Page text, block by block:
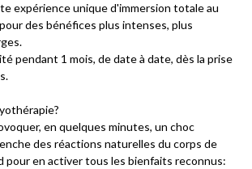
expérience unique d'immersion totale au
des bénéfices plus intenses, plus
pendant 1 mois, de date à date, dès la prise
en quelques minutes, un choc
des réactions naturelles du corps de
en activer tous les bienfaits reconnus: